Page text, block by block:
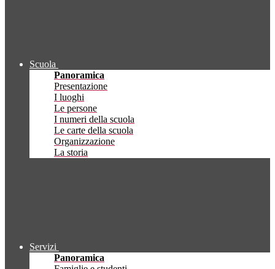
Scuola
Panoramica
Presentazione
I luoghi
Le persone
I numeri della scuola
Le carte della scuola
Organizzazione
La storia
Servizi
Panoramica